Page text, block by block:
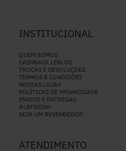
INSTITUCIONAL
QUEM SOMOS
CASHBACK LEBLOG
TROCAS E DEVOLUÇÕES
TERMOS E CONDIÇÕES
NOSSAS LOJAS
POLÍTICAS DE PRIVACIDADE
ENVIOS E ENTREGAS
#LBFRIDAY
SEJA UM REVENDEDOR
ATENDIMENTO